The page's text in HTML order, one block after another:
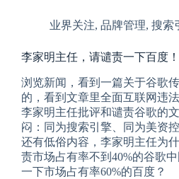
业界关注, 品牌管理, 搜索
李家明主任，请谴责一下百度！
浏览新闻，看到一篇关于谷歌
的，看到文章里全面互联网违
李家明主任批评和谴责谷歌的
闷：同为搜索引擎、同为美资
还有低俗内容，李家明主任为
责市场占有率不到40%的谷歌
一下市场占有率60%的百度？